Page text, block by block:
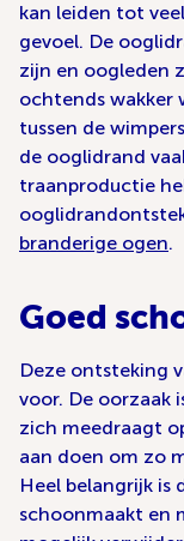
kan leiden tot
gevoel. De
zijn en oogleden
ochtends wakker
tussen de
de ooglidrand
traanproductie
branderige ogen.
Goed
Deze ontsteking
voor. De oorzaak
zich meedraagt
aan doen om zo
Heel belangrijk is
schoonmaakt en